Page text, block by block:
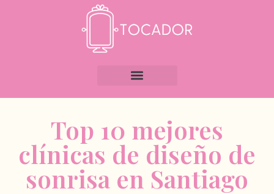
Top 10 mejores
clínicas de diseño de
sonrisa en Santiago